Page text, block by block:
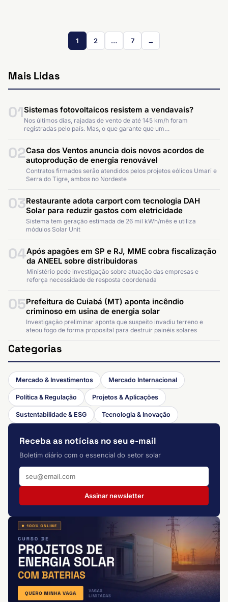
1 2 … 7 →
Mais Lidas
01Sistemas fotovoltaicos resistem a vendavais?
Nos últimos dias, rajadas de vento de até 145 km/h foram
registradas pelo país. Mas, o que garante que um…
02Casa dos Ventos anuncia dois novos acordos de
autoprodução de energia renovável
Contratos firmados serão atendidos pelos projetos eólicos Umari e
Serra do Tigre, ambos no Nordeste
03Restaurante adota carport com tecnologia DAH
Solar para reduzir gastos com eletricidade
Sistema tem geração estimada de 26 mil kWh/mês e utiliza
módulos Solar Unit
04Após apagões em SP e RJ, MME cobra fiscalização
da ANEEL sobre distribuidoras
Ministério pede investigação sobre atuação das empresas e
reforça necessidade de resposta coordenada
05Prefeitura de Cuiabá (MT) aponta incêndio
criminoso em usina de energia solar
Investigação preliminar aponta que suspeito invadiu terreno e
ateou fogo de forma proposital para destruir painéis solares
Categorias
Mercado & Investimentos Mercado Internacional
Política & Regulação Projetos & Aplicações
Sustentabilidade & ESG Tecnologia & Inovação
Receba as notícias no seu e-mail
Boletim diário com o essencial do setor solar
Assinar newsletter